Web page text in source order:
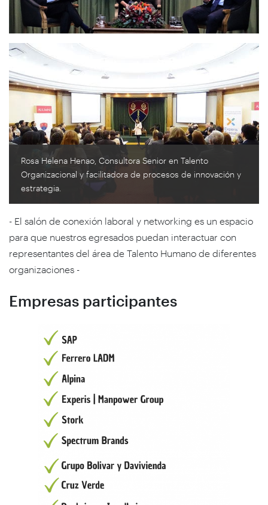
Rosa Helena Henao, Consultora Senior en Talento
Organizacional y facilitadora de procesos de innovación y
estrategia.
- El salón de conexión laboral y networking es un espacio
para que nuestros egresados puedan interactuar con
representantes del área de Talento Humano de diferentes
organizaciones -
Empresas participantes